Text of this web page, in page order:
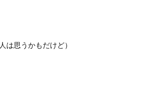
は思うかもだけど）